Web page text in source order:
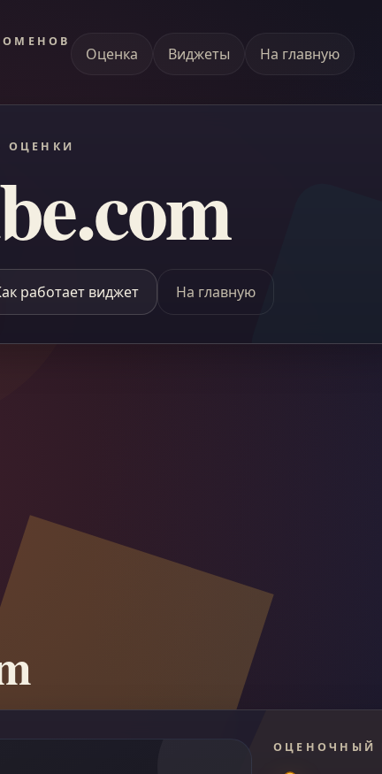
Оценка Виджеты На главную
ОЦЕНКИ
работает виджет На главную
ОЦЕНОЧНЫЙ